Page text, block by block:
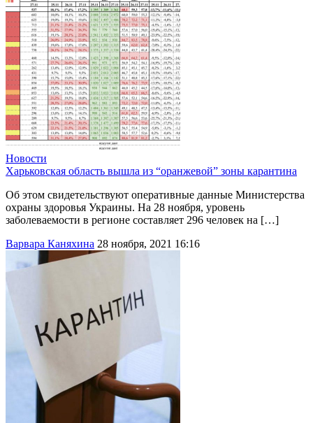
Новости
Харьковская область вышла из “оранжевой” зоны карантина
Об этом свидетельствуют оперативные данные Министерства
охраны здоровья Украины. На 28 ноября, уровень
заболеваемости в регионе составляет 296 человек на […]
Варвара Каняхина 28 ноября, 2021 16:16